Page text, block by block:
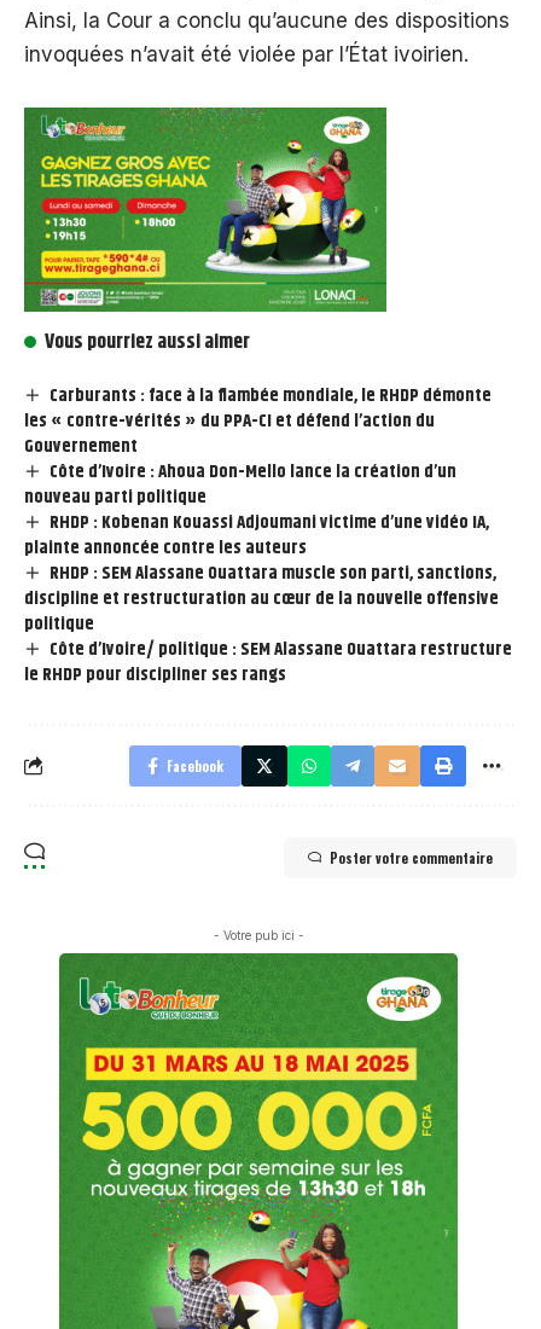
Ainsi, la Cour a conclu qu’aucune des dispositions
invoquées n’avait été violée par l’État ivoirien.
Vous pourriez aussi aimer
Carburants : face à la flambée mondiale, le RHDP démonte
les « contre-vérités » du PPA-CI et défend l’action du
Gouvernement
Côte d’Ivoire : Ahoua Don-Mello lance la création d’un
nouveau parti politique
RHDP : Kobenan Kouassi Adjoumani victime d’une vidéo IA,
plainte annoncée contre les auteurs
RHDP : SEM Alassane Ouattara muscle son parti, sanctions,
discipline et restructuration au cœur de la nouvelle offensive
politique
Côte d’Ivoire/ politique : SEM Alassane Ouattara restructure
le RHDP pour discipliner ses rangs
Facebook
Poster votre commentaire
- Votre pub ici -